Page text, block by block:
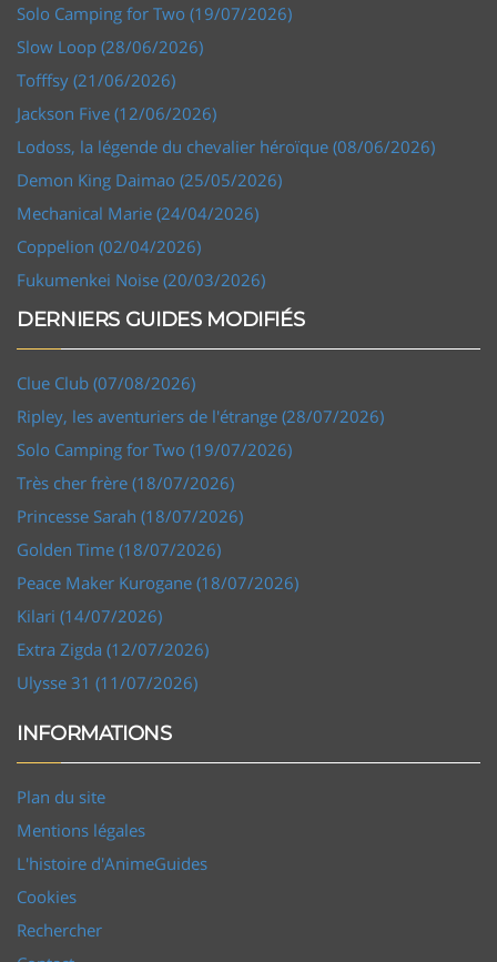
Solo Camping for Two (19/07/2026)
Slow Loop (28/06/2026)
Tofffsy (21/06/2026)
Jackson Five (12/06/2026)
Lodoss, la légende du chevalier héroïque (08/06/2026)
Demon King Daimao (25/05/2026)
Mechanical Marie (24/04/2026)
Coppelion (02/04/2026)
Fukumenkei Noise (20/03/2026)
DERNIERS GUIDES MODIFIÉS
Clue Club (07/08/2026)
Ripley, les aventuriers de l'étrange (28/07/2026)
Solo Camping for Two (19/07/2026)
Très cher frère (18/07/2026)
Princesse Sarah (18/07/2026)
Golden Time (18/07/2026)
Peace Maker Kurogane (18/07/2026)
Kilari (14/07/2026)
Extra Zigda (12/07/2026)
Ulysse 31 (11/07/2026)
INFORMATIONS
Plan du site
Mentions légales
L'histoire d'AnimeGuides
Cookies
Rechercher